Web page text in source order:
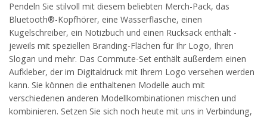
Pendeln Sie stilvoll mit diesem beliebten Merch-Pack, das
Bluetooth®-Kopfhörer, eine Wasserflasche, einen
Kugelschreiber, ein Notizbuch und einen Rucksack enthält -
jeweils mit speziellen Branding-Flächen für Ihr Logo, Ihren
Slogan und mehr. Das Commute-Set enthält außerdem einen
Aufkleber, der im Digitaldruck mit Ihrem Logo versehen werden
kann. Sie können die enthaltenen Modelle auch mit
verschiedenen anderen Modellkombinationen mischen und
kombinieren. Setzen Sie sich noch heute mit uns in Verbindung,